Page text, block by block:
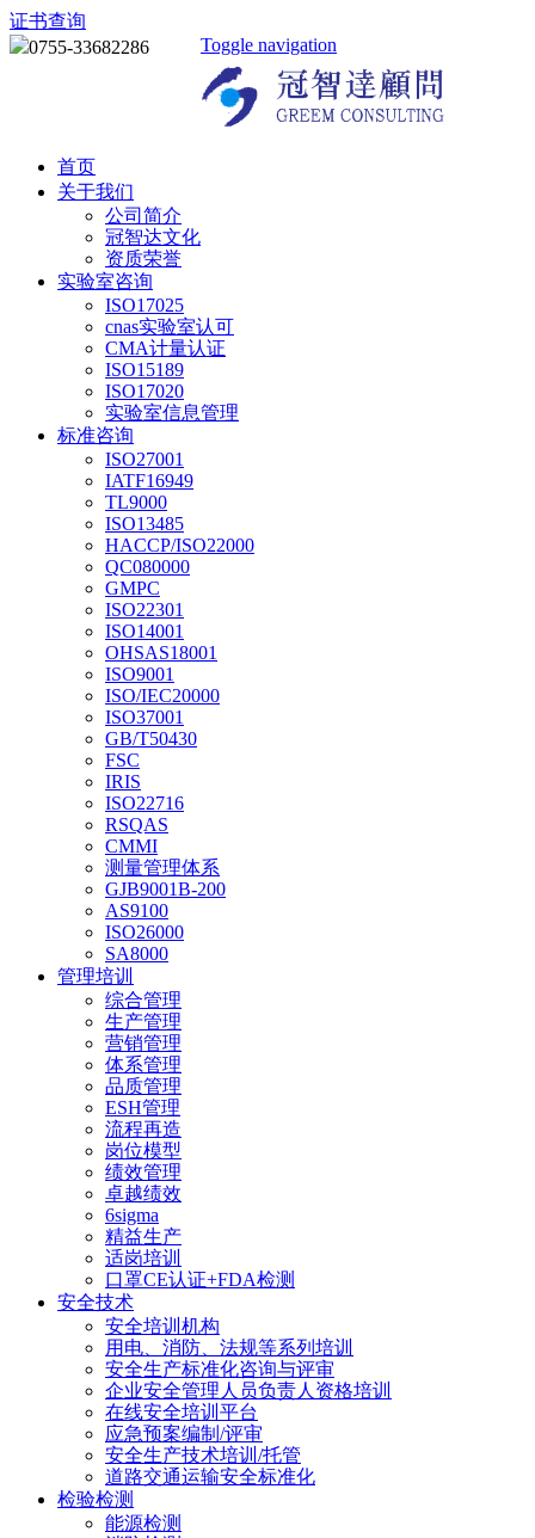
证书查询
0755-33682286
Toggle navigation
首页
关于我们
公司简介
冠智达文化
资质荣誉
实验室咨询
ISO17025
cnas实验室认可
CMA计量认证
ISO15189
ISO17020
实验室信息管理
标准咨询
ISO27001
IATF16949
TL9000
ISO13485
HACCP/ISO22000
QC080000
GMPC
ISO22301
ISO14001
OHSAS18001
ISO9001
ISO/IEC20000
ISO37001
GB/T50430
FSC
IRIS
ISO22716
RSQAS
CMMI
测量管理体系
GJB9001B-200
AS9100
ISO26000
SA8000
管理培训
综合管理
生产管理
营销管理
体系管理
品质管理
ESH管理
流程再造
岗位模型
绩效管理
卓越绩效
6sigma
精益生产
适岗培训
口罩CE认证+FDA检测
安全技术
安全培训机构
用电、消防、法规等系列培训
安全生产标准化咨询与评审
企业安全管理人员负责人资格培训
在线安全培训平台
应急预案编制/评审
安全生产技术培训/托管
道路交通运输安全标准化
检验检测
能源检测